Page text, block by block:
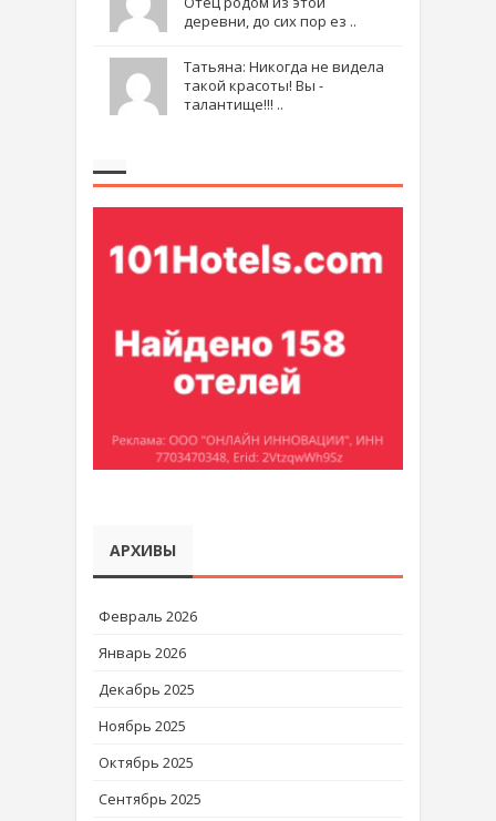
деревни, до сих пор ез ..
Татьяна: Никогда не видела
такой красоты! Вы -
талантище!!! ..
АРХИВЫ
Февраль 2026
Январь 2026
Декабрь 2025
Ноябрь 2025
Октябрь 2025
Сентябрь 2025